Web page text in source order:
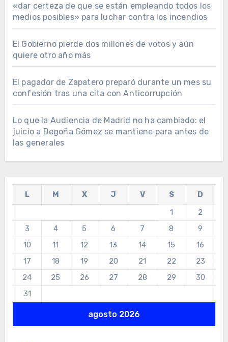
«dar certeza de que se están empleando todos los
medios posibles» para luchar contra los incendios
El Gobierno pierde dos millones de votos y aún
quiere otro año más
El pagador de Zapatero preparó durante un mes su
confesión tras una cita con Anticorrupción
Lo que la Audiencia de Madrid no ha cambiado: el
juicio a Begoña Gómez se mantiene para antes de
las generales
agosto 2026
L M X J V S
D
1
2
3
4 5 6 7 8
9
10
11 12 13 14 15
16
17
18 19 20 21 22
23
24
25 26 27 28 29
30
31